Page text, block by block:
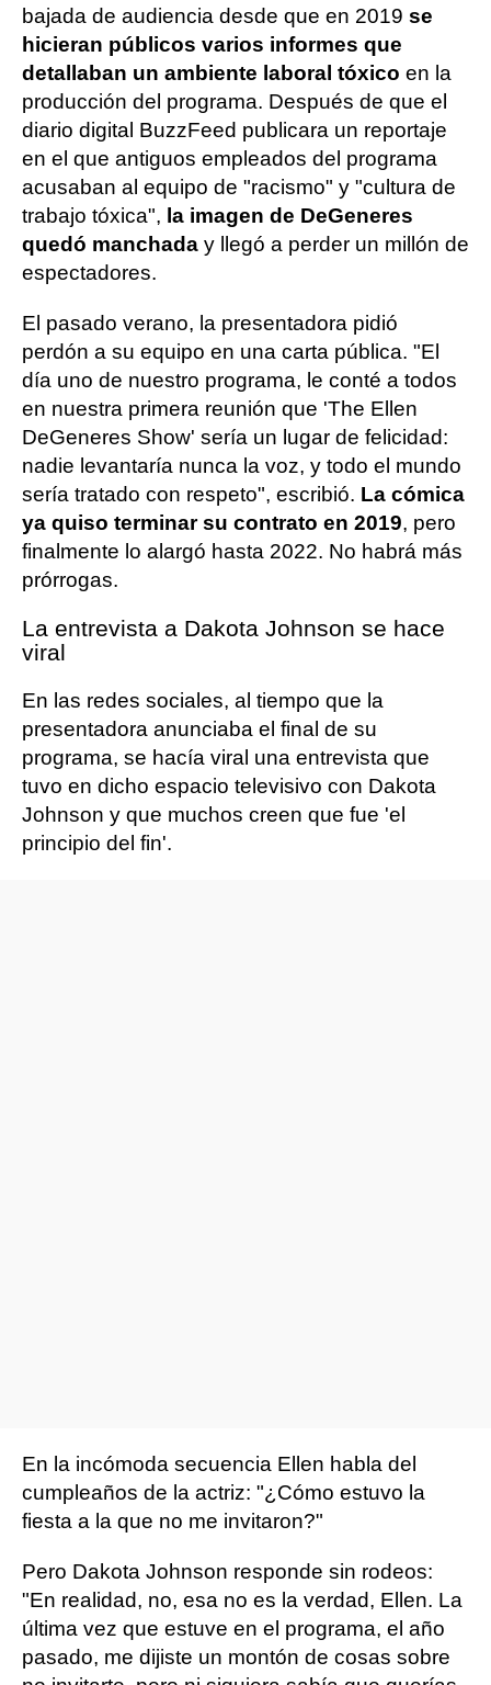
bajada de audiencia desde que en 2019 se
hicieran públicos varios informes que
detallaban un ambiente laboral tóxico en la
producción del programa. Después de que el
diario digital BuzzFeed publicara un reportaje
en el que antiguos empleados del programa
acusaban al equipo de "racismo" y "cultura de
trabajo tóxica", la imagen de DeGeneres
quedó manchada y llegó a perder un millón de
espectadores.
El pasado verano, la presentadora pidió
perdón a su equipo en una carta pública. "El
día uno de nuestro programa, le conté a todos
en nuestra primera reunión que 'The Ellen
DeGeneres Show' sería un lugar de felicidad:
nadie levantaría nunca la voz, y todo el mundo
sería tratado con respeto", escribió. La cómica
ya quiso terminar su contrato en 2019, pero
finalmente lo alargó hasta 2022. No habrá más
prórrogas.
La entrevista a Dakota Johnson se hace
viral
En las redes sociales, al tiempo que la
presentadora anunciaba el final de su
programa, se hacía viral una entrevista que
tuvo en dicho espacio televisivo con Dakota
Johnson y que muchos creen que fue 'el
principio del fin'.
En la incómoda secuencia Ellen habla del
cumpleaños de la actriz: "¿Cómo estuvo la
fiesta a la que no me invitaron?"
Pero Dakota Johnson responde sin rodeos:
"En realidad, no, esa no es la verdad, Ellen. La
última vez que estuve en el programa, el año
pasado, me dijiste un montón de cosas sobre